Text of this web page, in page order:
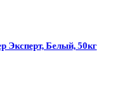
Эксперт, Белый, 50кг